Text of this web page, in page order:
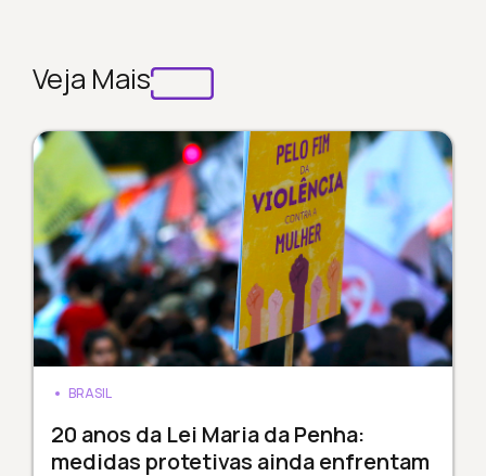
Veja Mais
BRASIL
20 anos da Lei Maria da Penha:
medidas protetivas ainda enfrentam